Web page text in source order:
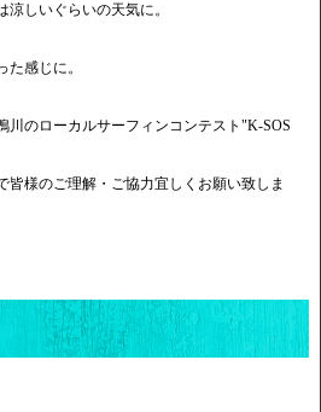
しいぐらいの天気に。
感じに。
川のローカルサーフィンコンテスト"K-SOS
皆様のご理解・ご協力宜しくお願い致しま